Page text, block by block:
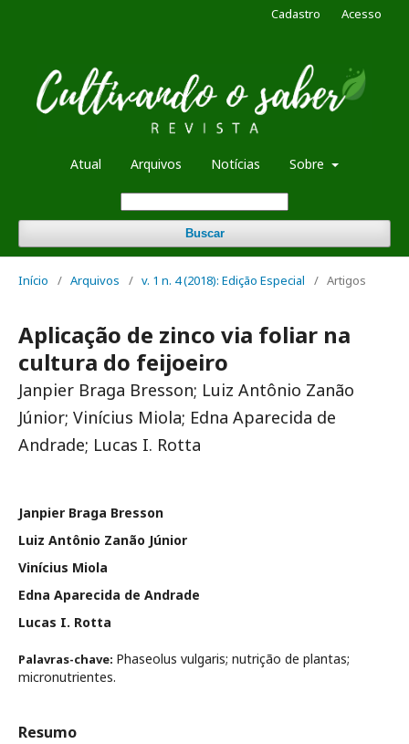
Atual Arquivos Notícias Sobre
Buscar
Cadastro Acesso
Início / Arquivos / v. 1 n. 4 (2018): Edição Especial / Artigos
Aplicação de zinco via foliar na
cultura do feijoeiro
Janpier Braga Bresson; Luiz Antônio Zanão
Júnior; Vinícius Miola; Edna Aparecida de
Andrade; Lucas I. Rotta
Janpier Braga Bresson
Luiz Antônio Zanão Júnior
Vinícius Miola
Edna Aparecida de Andrade
Lucas I. Rotta
Palavras-chave: Phaseolus vulgaris; nutrição de plantas;
micronutrientes.
Resumo